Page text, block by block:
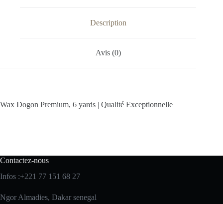
Description
Avis (0)
Wax Dogon Premium, 6 yards | Qualité Exceptionnelle
Contactez-nous
Infos :+221 77 151 68 27
Ngor Almadies, Dakar senegal